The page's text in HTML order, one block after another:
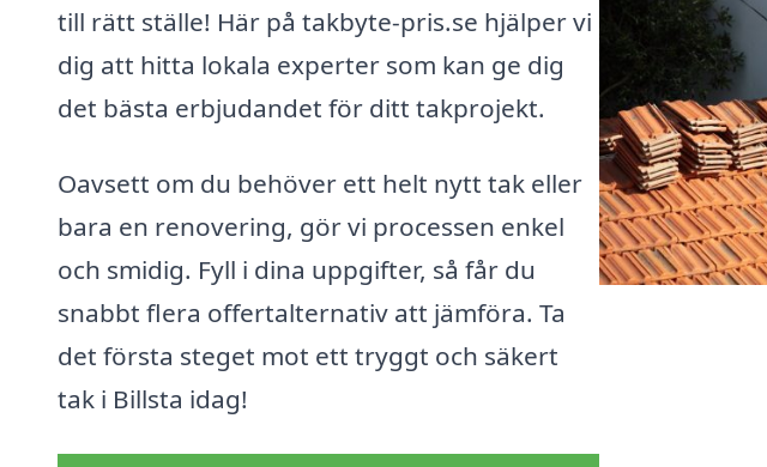
till rätt ställe! Här på takbyte-pris.se hjälper vi
dig att hitta lokala experter som kan ge dig
det bästa erbjudandet för ditt takprojekt.
Oavsett om du behöver ett helt nytt tak eller
bara en renovering, gör vi processen enkel
och smidig. Fyll i dina uppgifter, så får du
snabbt flera offertalternativ att jämföra. Ta
det första steget mot ett tryggt och säkert
tak i Billsta idag!